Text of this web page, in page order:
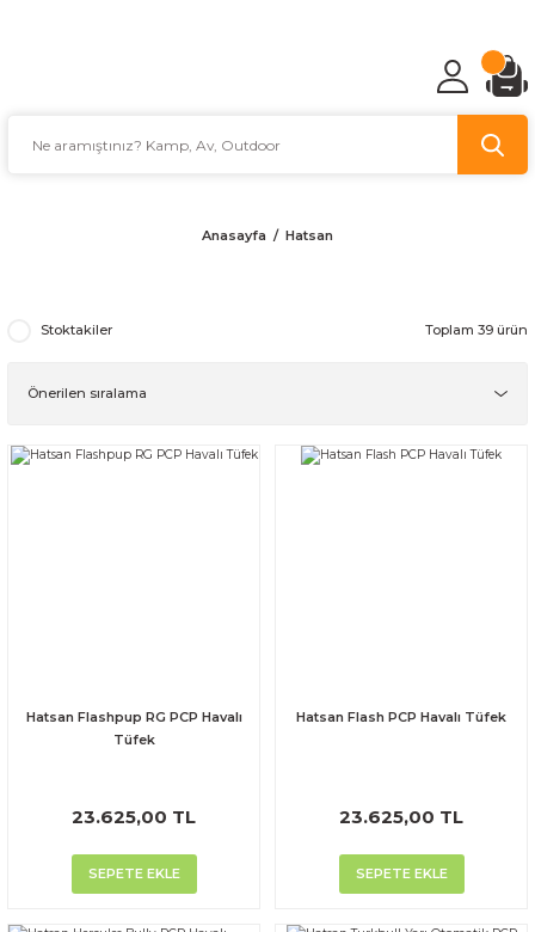
Anasayfa Hatsan
Stoktakiler Toplam 39 ürün
Hatsan Flashpup RG PCP Havalı
Tüfek
23.625,00 TL
SEPETE EKLE
Hatsan Flash PCP Havalı Tüfek
23.625,00 TL
SEPETE EKLE